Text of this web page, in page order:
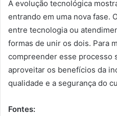
A evolução tecnológica
entrando em uma nova fase.
entre tecnologia ou
formas de unir os dois. Para
compreender esse processo
aproveitar os benefícios da
qualidade e a segurança do
Fontes: